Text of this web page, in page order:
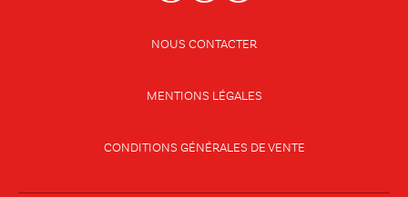
NOUS CONTACTER
MENTIONS LÉGALES
CONDITIONS GÉNÉRALES DE VENTE